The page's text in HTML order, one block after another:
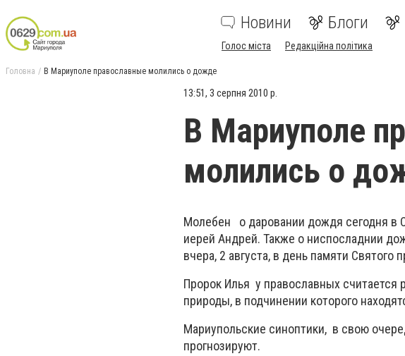
Новини Блоги
Голос міста Редакційна політика
Головна В Мариуполе православные молились о дожде
13:51, 3 серпня 2010 р.
В Мариуполе
молились о
Молебен о даровании дождя сегодня в
иерей Андрей. Также о ниспосладнии
вчера, 2 августа, в день памяти Святого
Пророк Илья у православных
природы, в подчинении которого
Мариупольские синоптики, в свою
прогнозируют.